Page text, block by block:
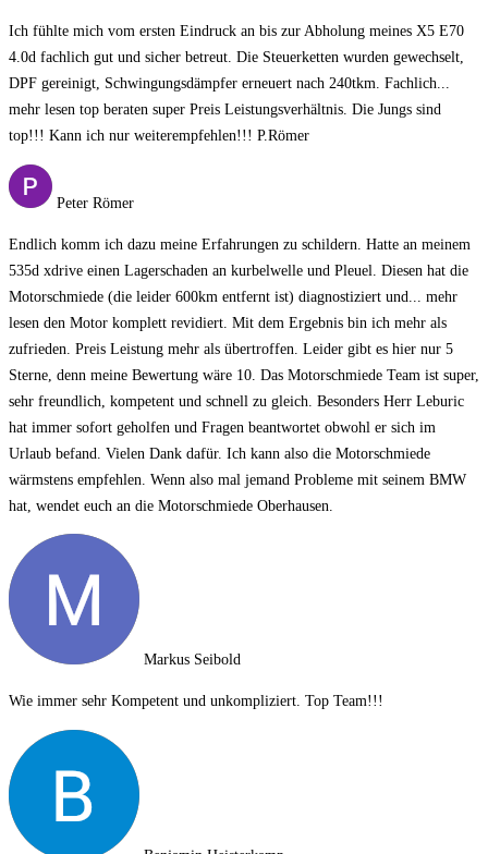
Ich fühlte mich vom ersten Eindruck an bis zur Abholung meines X5 E70
4.0d fachlich gut und sicher betreut. Die Steuerketten wurden gewechselt,
DPF gereinigt, Schwingungsdämpfer erneuert nach 240tkm. Fachlich...
mehr lesen top beraten super Preis Leistungsverhältnis. Die Jungs sind
top!!! Kann ich nur weiterempfehlen!!! P.Römer
Peter Römer
Endlich komm ich dazu meine Erfahrungen zu schildern. Hatte an meinem
535d xdrive einen Lagerschaden an kurbelwelle und Pleuel. Diesen hat die
Motorschmiede (die leider 600km entfernt ist) diagnostiziert und ... mehr
lesen den Motor komplett revidiert. Mit dem Ergebnis bin ich mehr als
zufrieden. Preis Leistung mehr als übertroffen. Leider gibt es hier nur 5
Sterne, denn meine Bewertung wäre 10. Das Motorschmiede Team ist super,
sehr freundlich, kompetent und schnell zu gleich. Besonders Herr Leburic
hat immer sofort geholfen und Fragen beantwortet obwohl er sich im
Urlaub befand. Vielen Dank dafür. Ich kann also die Motorschmiede
wärmstens empfehlen. Wenn also mal jemand Probleme mit seinem BMW
hat, wendet euch an die Motorschmiede Oberhausen.
Markus Seibold
Wie immer sehr Kompetent und unkompliziert. Top Team!!!